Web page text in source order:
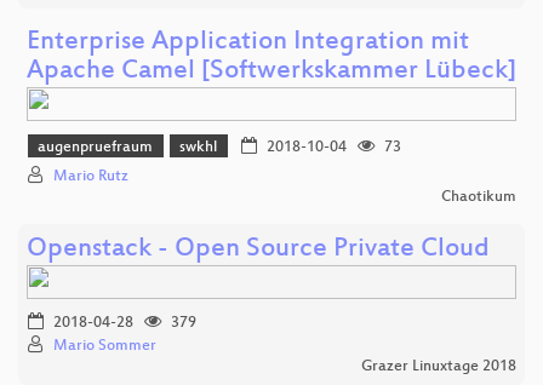
Enterprise Application Integration mit
Apache Camel [Softwerkskammer Lübeck]
augenpruefraum swkhl 2018-10-04
73
Mario Rutz
Chaotikum
Openstack - Open Source Private Cloud
2018-04-28
379
Mario Sommer
Grazer Linuxtage 2018